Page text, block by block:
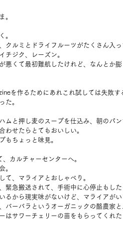
。
。
クルミとドライフルーツがたくさん入っ
チジク、レーズン。
悪くて最初難航したけれど、なんとか膨
を作るためにあれこれ試しては失敗す
た。
ムと押し麦のスープを仕込み、朝のパン
わせたらとてもおいしい。
もちょっと味見。
、カルチャーセンターへ。
。
て、マライアとおしゃべり。
緊急搬送されて、手術中に心停止もした
るから現実味がないけど、マライアがい
バーバラというオーガニックの酪農家
はサワーチェリーの苗をもらってくれた